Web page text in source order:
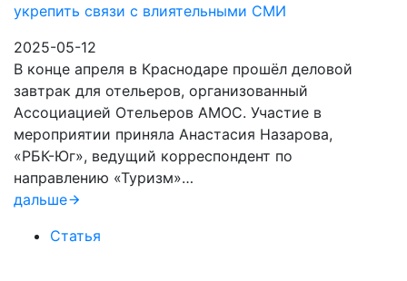
укрепить связи с влиятельными СМИ
2025-05-12
В конце апреля в Краснодаре прошёл деловой
завтрак для отельеров, организованный
Ассоциацией Отельеров АМОС. Участие в
мероприятии приняла Анастасия Назарова,
«РБК-Юг», ведущий корреспондент по
направлению «Туризм»…
дальше
Статья